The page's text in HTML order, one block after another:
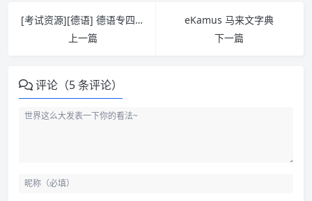
[考试资源][德语] 德语专四&专八真题+解析 [PDF]
上一篇
eKamus 马来文字典
下一篇
评论（5 条评论）